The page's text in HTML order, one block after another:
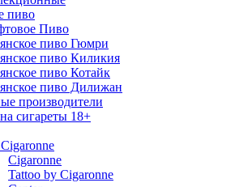
пиво
Пиво
пиво Гюмри
пиво Киликия
пиво Котайк
пиво Дилижан
производители
сигареты 18+
Сigaronne
Tattoo by Cigaronne